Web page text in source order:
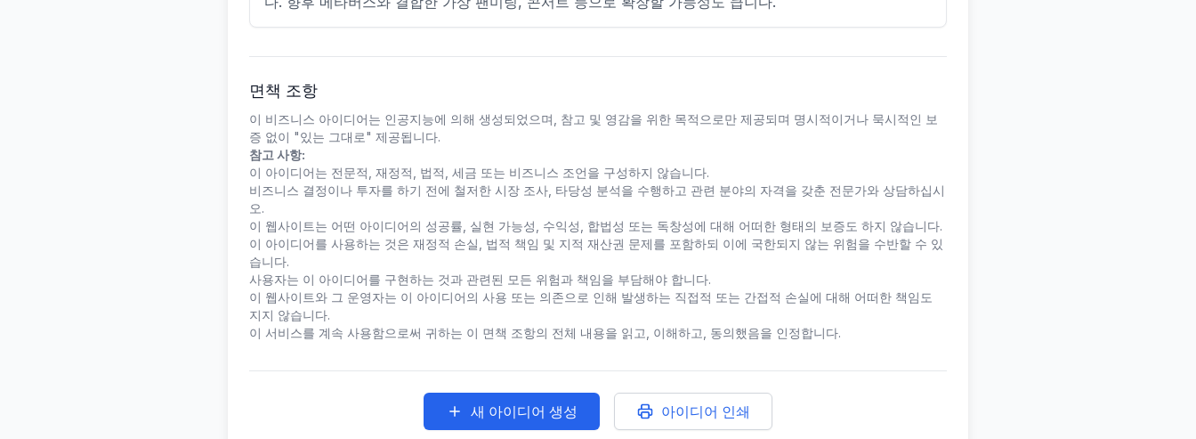
면책 조항
이 비즈니스 아이디어는 인공지능에 의해 생성되었으며, 참고 및 영감을 위한 목적으로만 제공되며 명시적이거나 묵시적인 보
증 없이 "있는 그대로" 제공됩니다.
참고 사항:
이 아이디어는 전문적, 재정적, 법적, 세금 또는 비즈니스 조언을 구성하지 않습니다.
비즈니스 결정이나 투자를 하기 전에 철저한 시장 조사, 타당성 분석을 수행하고 관련 분야의 자격을 갖춘 전문가와 상담하십시
오.
이 웹사이트는 어떤 아이디어의 성공률, 실현 가능성, 수익성, 합법성 또는 독창성에 대해 어떠한 형태의 보증도 하지 않습니다.
이 아이디어를 사용하는 것은 재정적 손실, 법적 책임 및 지적 재산권 문제를 포함하되 이에 국한되지 않는 위험을 수반할 수 있
습니다.
사용자는 이 아이디어를 구현하는 것과 관련된 모든 위험과 책임을 부담해야 합니다.
이 웹사이트와 그 운영자는 이 아이디어의 사용 또는 의존으로 인해 발생하는 직접적 또는 간접적 손실에 대해 어떠한 책임도
지지 않습니다.
이 서비스를 계속 사용함으로써 귀하는 이 면책 조항의 전체 내용을 읽고, 이해하고, 동의했음을 인정합니다.
새 아이디어 생성 아이디어 인쇄